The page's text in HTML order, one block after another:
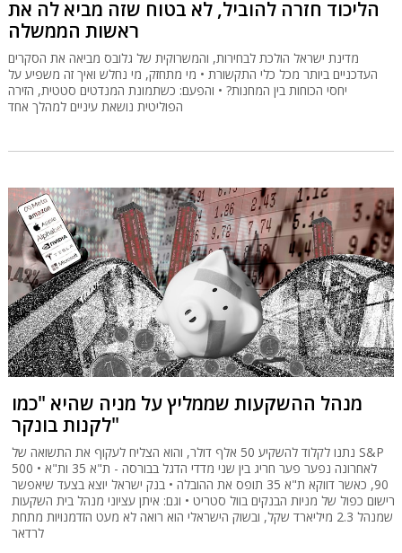
הליכוד חזרה להוביל, לא בטוח שזה מביא לה את
ראשות הממשלה
מדינת ישראל הולכת לבחירות, והמשרוקית של גלובס מביאה את הסקרים
העדכניים ביותר מכל כלי התקשורת • מי מתחזק, מי נחלש ואיך זה משפיע על
יחסי הכוחות בין המחנות? • והפעם: כשתמונת המנדטים סטטית, הזירה
הפוליטית נושאת עיניים למהלך אחד
מנהל ההשקעות שממליץ על מניה שהיא "כמו
לקנות בונקר"
נתנו לקלוד להשקיע 50 אלף דולר, והוא הצליח לעקוף את התשואה של S&P
500 • לאחרונה נפער פער חריג בין שני מדדי הדגל בבורסה - ת"א 35 ות"א
90, כאשר דווקא ת"א 35 תופס את ההובלה • בנק ישראל יוצא בצעד שיאפשר
רישום כפול של מניות הבנקים בוול סטריט • וגם: איתן עציוני מנהל בית השקעות
שמנהל 2.3 מיליארד שקל, ובשוק הישראלי הוא רואה לא מעט הזדמנויות מתחת
לרדאר